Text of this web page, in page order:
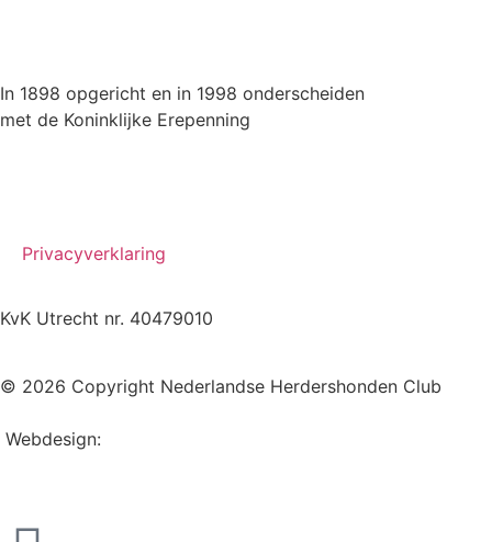
In 1898 opgericht en in 1998 onderscheiden
met de Koninklijke Erepenning
Privacyverklaring
KvK Utrecht nr. 40479010
© 2026 Copyright Nederlandse Herdershonden Club
Webdesign: